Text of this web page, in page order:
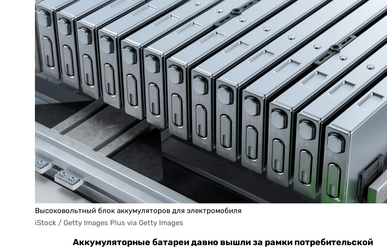
Высоковольтный блок аккумуляторов для электромобиля
iStock / Getty Images Plus via Getty Images
Аккумуляторные батареи давно вышли за рамки потребительской